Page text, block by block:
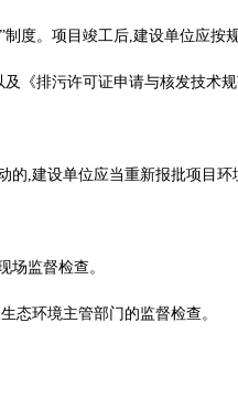
度。项目竣工后,建设单位应按
《排污许可证申请与核发技术
,建设单位应当重新报批项目
场监督检查。
态环境主管部门的监督检查。